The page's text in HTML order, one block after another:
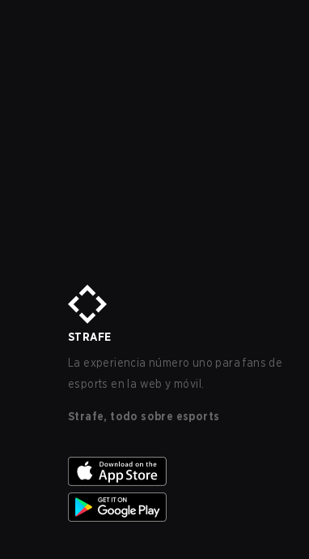
STRAFE
La experiencia número uno para fans de
esports en la web y móvil.
Strafe, todo sobre esports